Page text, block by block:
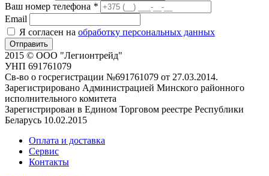
Ваш номер телефона *
Email
Я согласен на обработку персональных данных
Отправить
2015 © ООО "Легионтрейд"
УНП 691761079
Св-во о госрегистрации №691761079 от 27.03.2014.
Зарегистрировано Администрацией Минского районного
исполнительного комитета
Зарегистрирован в Едином Торговом реестре Республики
Беларусь 10.02.2015
Оплата и доставка
Сервис
Контакты